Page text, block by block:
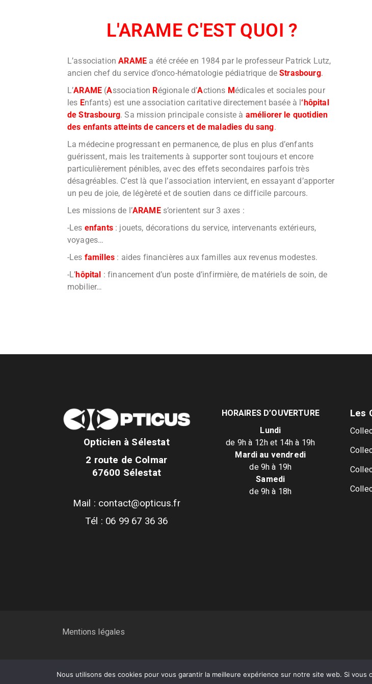
L'ARAME C'EST QUOI ?
L’associationARAME a été créée en 1984 par le professeur Patrick Lutz,
ancien chef du service d’onco-hématologie pédiatrique deStrasbourg.
L’ARAME (Association Régionale d’Actions Médicales et sociales pour
les Enfants) est une association caritative directement basée à l‘hôpital
de Strasbourg. Sa mission principale consiste à améliorer le quotidien
des enfants atteints de cancers et de maladies du sang.
La médecine progressant en permanence, de plus en plus d’enfants
guérissent, mais les traitements à supporter sont toujours et encore
particulièrement pénibles, avec des effets secondaires parfois très
désagréables. C’est là que l’association intervient, en essayant d’apporter
un peu de joie, de légèreté et de soutien dans ce difficile parcours.
Les missions de l’ARAMEs’orientent sur 3 axes :
-Les enfants: jouets, décorations du service, intervenants extérieurs,
voyages…
-Les familles : aides financières aux familles aux revenus modestes.
-L’hôpital : financement d’un poste d’infirmière, de matériels de soin, de
mobilier…
Opticien à Sélestat
2 route de Colmar
67600 Sélestat
Mail : contact@opticus.fr
Tél : 06 99 67 36 36
HORAIRES D’OUVERTURE
Lundi
de 9h à 12h et 14h à 19h
Mardi au vendredi
de 9h à 19h
Samedi
de 9h à 18h
Les
Mentions légales
Nous utilisons des cookies pour vous garantir la meilleure expérience sur notre site web. Si